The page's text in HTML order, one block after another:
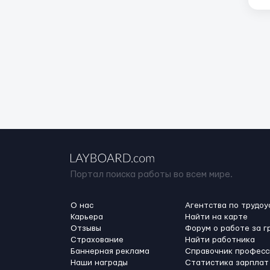
Портал поиска работы во всем мире.
О нас
Карьера
Отзывы
Страхование
Баннерная реклама
Наши награды
Агентства по
Найти на карте
Форум о работе за
Найти работника
Справочник
Статистика зарплат